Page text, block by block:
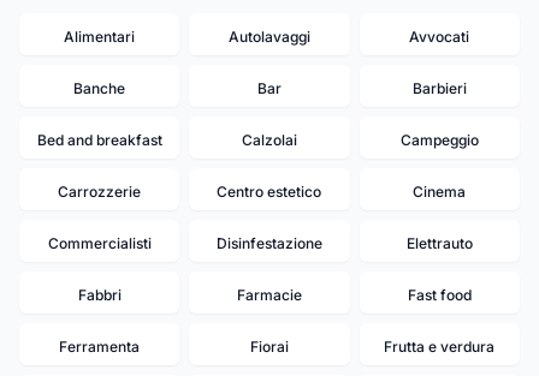
Alimentari Autolavaggi Avvocati
Banche Bar Barbieri
Bed and breakfast Calzolai Campeggio
Carrozzerie Centro estetico Cinema
Commercialisti Disinfestazione Elettrauto
Fabbri Farmacie Fast food
Ferramenta Fiorai Frutta e verdura